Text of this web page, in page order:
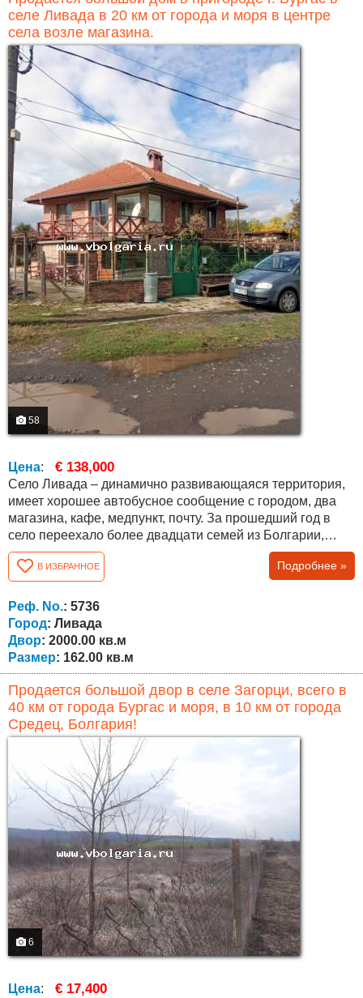
селе Ливада в 20 км от города и моря в центре
села возле магазина.
58
Цена: € 138,000
Село Ливада – динамично развивающаяся территория,
имеет хорошее автобусное сообщение с городом, два
магазина, кафе, медпункт, почту. За прошедший год в
село переехало более двадцати семей из Болгарии,
Германии, Великобритании, Бельгии, Израиля и других
русскоязычных стран. По селу протекает река,
экологически чистый район, зеленая зона пригорода
Бургас. Дом расположен на участке площадью 2000 кв.
метров, причем участок...
В ИЗБРАННОЕ Подробнее »
Реф. No.: 5736
Город: Ливада
Двор: 2000.00 кв.м
Размер: 162.00 кв.м
Продается большой двор в селе Загорци, всего в
40 км от города Бургас и моря, в 10 км от города
Средец, Болгария!
6
Цена: € 17,400